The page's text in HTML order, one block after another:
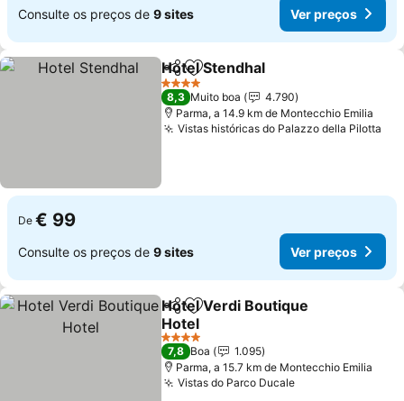
Consulte os preços de 9 sites Ver preços
PartilharAdicionar aos favoritos
Hotel Stendhal
4 Estrelas
8,3 Muito boa
4.790
Parma, a 14.9 km de Montecchio Emilia
Vistas históricas do Palazzo della Pilotta
De € 99
Consulte os preços de 9 sites Ver preços
PartilharAdicionar aos favoritos
Hotel Verdi Boutique
Hotel
4 Estrelas
7,8 Boa
1.095
Parma, a 15.7 km de Montecchio Emilia
Vistas do Parco Ducale